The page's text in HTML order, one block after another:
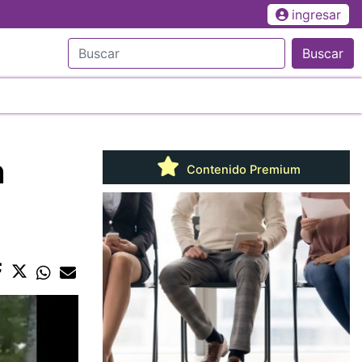
ingresar
Buscar
Contenido Premium